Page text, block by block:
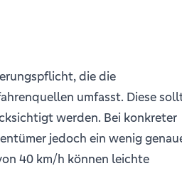
die die
umfasst. Diese
werden. Bei konkreter
jedoch ein wenig
40 km/h können leichte